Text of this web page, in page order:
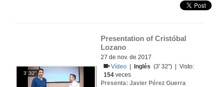
3' 32''
Presentation of Cristóbal
Lozano
27 de nov. de 2017
Vídeo
Inglés (3' 32'') | Visto:
154 veces
Presenta: Javier Pérez Guerra